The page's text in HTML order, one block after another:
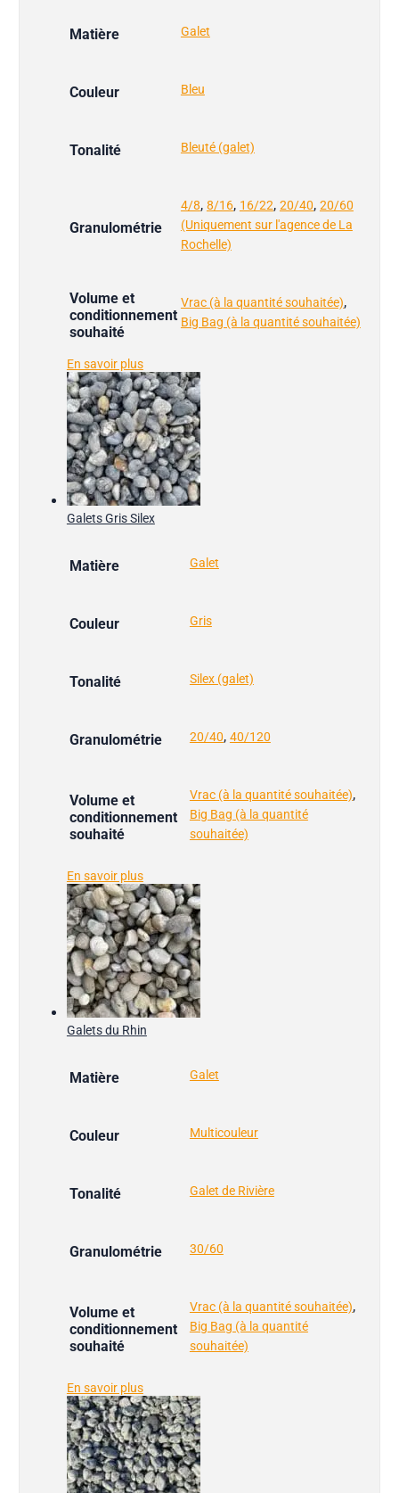
Matière Galet
Couleur Bleu
Tonalité Bleuté (galet)
Granulométrie
4/8, 8/16, 16/22, 20/40, 20/60
(Uniquement sur l'agence de La
Rochelle)
Volume et
conditionnement
souhaité
Vrac (à la quantité souhaitée),
Big Bag (à la quantité souhaitée)
En savoir plus
Galets Gris Silex
Matière Galet
Couleur Gris
Tonalité Silex (galet)
Granulométrie 20/40, 40/120
Volume et
conditionnement
souhaité
Vrac (à la quantité souhaitée),
Big Bag (à la quantité
souhaitée)
En savoir plus
Galets du Rhin
Matière Galet
Couleur Multicouleur
Tonalité Galet de Rivière
Granulométrie 30/60
Volume et
conditionnement
souhaité
Vrac (à la quantité souhaitée),
Big Bag (à la quantité
souhaitée)
En savoir plus